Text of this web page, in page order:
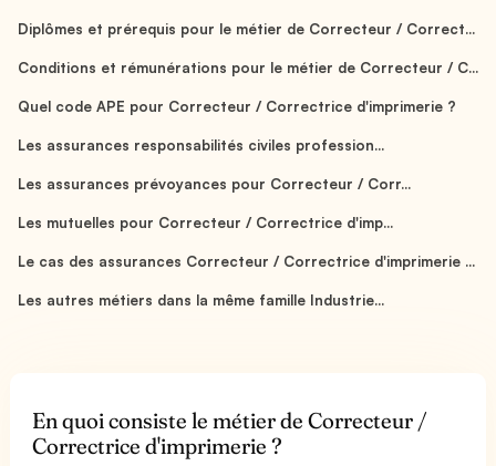
Diplômes et prérequis pour le métier de Correcteur / Correct...
Conditions et rémunérations pour le métier de Correcteur / C...
Quel code APE pour Correcteur / Correctrice d'imprimerie ?
Les assurances responsabilités civiles profession...
Les assurances prévoyances pour Correcteur / Corr...
Les mutuelles pour Correcteur / Correctrice d'imp...
Le cas des assurances Correcteur / Correctrice d'imprimerie ...
Les autres métiers dans la même famille Industrie...
En quoi consiste le métier de Correcteur /
Correctrice d'imprimerie ?